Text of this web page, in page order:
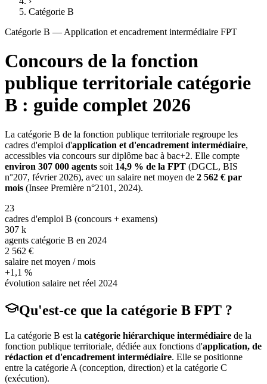
Catégorie B
Catégorie B — Application et encadrement intermédiaire FPT
Concours de la fonction
publique territoriale catégorie
B : guide complet 2026
La catégorie B de la fonction publique territoriale regroupe les
cadres d'emploi d'application et d'encadrement intermédiaire,
accessibles via concours sur diplôme bac à bac+2. Elle compte
environ 307 000 agents soit 14,9 % de la FPT (DGCL, BIS
n°207, février 2026), avec un salaire net moyen de 2 562 € par
mois (Insee Première n°2101, 2024).
23
cadres d'emploi B (concours + examens)
307 k
agents catégorie B en 2024
2 562 €
salaire net moyen / mois
+1,1 %
évolution salaire net réel 2024
Qu'est-ce que la catégorie B FPT ?
La catégorie B est la catégorie hiérarchique intermédiaire de la
fonction publique territoriale, dédiée aux fonctions d'application, de
rédaction et d'encadrement intermédiaire. Elle se positionne
entre la catégorie A (conception, direction) et la catégorie C
(exécution).